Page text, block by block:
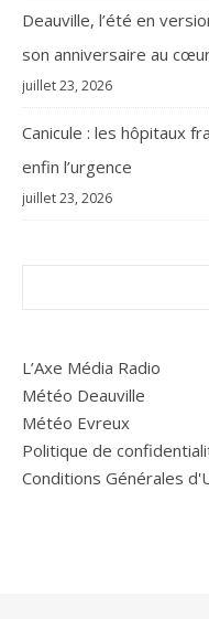
Deauville, l’été en
son anniversaire au
juillet 23, 2026
Canicule : les hôpitaux
enfin l’urgence
juillet 23, 2026
L’Axe Média Radio
Météo Deauville
Météo Evreux
Politique de
Conditions Générales